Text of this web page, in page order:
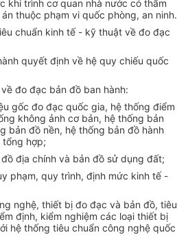
khi trình cơ quan nhà nước có thẩm
thuộc phạm vi quốc phòng, an ninh.
chuẩn kinh tế - kỹ thuật về đo đạc
quyết định về hệ quy chiếu quốc
đo đạc bản đồ ban hành:
gốc đo đạc quốc gia, hệ thống điểm
không ảnh cơ bản, hệ thống bản
bản đồ nền, hệ thống bản đồ hành
tổng hợp;
địa chính và bản đồ sử dụng đất;
phạm, quy trình, định mức kinh tế -
nghệ, thiết bị đo đạc và bản đồ, tiêu
định, kiểm nghiệm các loại thiết bị
hệ thống tiêu chuẩn công nghệ quốc